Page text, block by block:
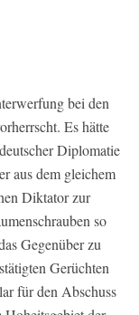
bei den
Es hätte
Diplomatie
aus dem gleichem
Diktator zur
so
Gegenüber zu
Gerüchten
für den Abschuss